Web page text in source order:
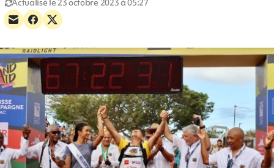
Actualisé le 23 octobre 2023 à 05:27